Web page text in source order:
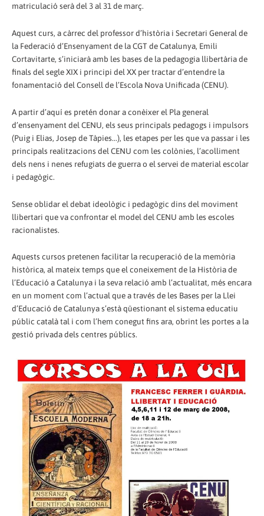
matriculació serà del 3 al 31 de març.
Aquest curs, a càrrec del professor d’història i Secretari General de
la Federació d’Ensenyament de la CGT de Catalunya, Emili
Cortavitarte, s’iniciarà amb les bases de la pedagogia llibertària de
finals del segle XIX i principi del XX per tractar d’entendre la
fonamentació del Consell de l’Escola Nova Unificada (CENU).
A partir d’aquí es pretén donar a conèixer el Pla general
d’ensenyament del CENU, els seus principals pedagogs i impulsors
(Puig i Elias, Josep de Tàpies...), les etapes per les que va passar i les
principals realitzacions del CENU com les colònies, l’acolliment
dels nens i nenes refugiats de guerra o el servei de material escolar
i pedagògic.
Sense oblidar el debat ideològic i pedagògic dins del moviment
llibertari que va confrontar el model del CENU amb les escoles
racionalistes.
Aquests cursos pretenen facilitar la recuperació de la memòria
històrica, al mateix temps que el coneixement de la Història de
l’Educació a Catalunya i la seva relació amb l’actualitat, més encara
en un moment com l’actual que a través de les Bases per la Llei
d’Educació de Catalunya s’està qüestionant el sistema educatiu
públic català tal i com l’hem conegut fins ara, obrint les portes a la
gestió privada dels centres públics.